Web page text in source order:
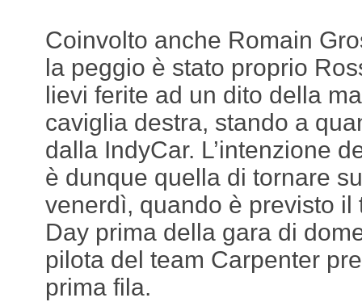
Coinvolto anche Romain
la peggio è stato proprio
lievi ferite ad un dito della
caviglia destra, stando a
dalla IndyCar. L’intenzione
è dunque quella di tornare
venerdì, quando è previsto il
Day prima della gara di
pilota del team Carpenter
prima fila.